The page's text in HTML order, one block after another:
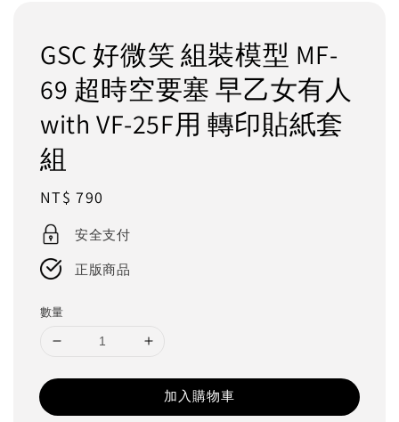
GSC 好微笑 組裝模型 MF-
69 超時空要塞 早乙女有人
with VF-25F用 轉印貼紙套
組
Regular
price
NT$ 790
安全支付
正版商品
數量
加入購物車